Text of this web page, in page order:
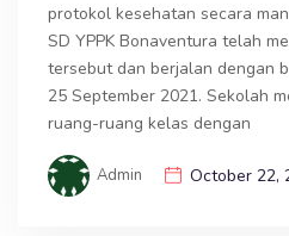
protokol kesehatan secara
SD YPPK Bonaventura telah
tersebut dan berjalan dengan
25 September 2021. Sekolah
ruang-ruang kelas dengan
Admin October 22,